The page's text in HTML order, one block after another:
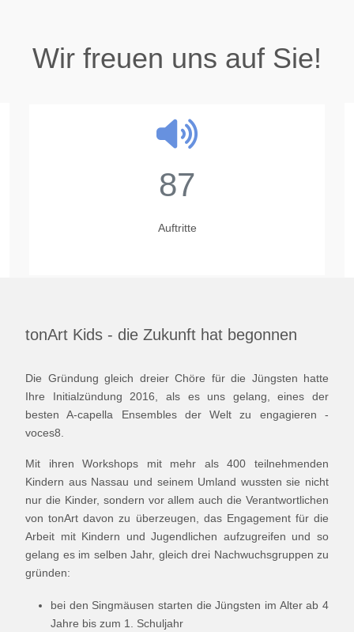
Wir freuen uns auf Sie!
87
Auftritte
tonArt Kids - die Zukunft hat begonnen
Die Gründung gleich dreier Chöre für die Jüngsten hatte
Ihre Initialzündung 2016, als es uns gelang, eines der
besten A-capella Ensembles der Welt zu engagieren -
voces8.
Mit ihren Workshops mit mehr als 400 teilnehmenden
Kindern aus Nassau und seinem Umland wussten sie nicht
nur die Kinder, sondern vor allem auch die Verantwortlichen
von tonArt davon zu überzeugen, das Engagement für die
Arbeit mit Kindern und Jugendlichen aufzugreifen und so
gelang es im selben Jahr, gleich drei Nachwuchsgruppen zu
gründen:
bei den Singmäusen starten die Jüngsten im Alter ab 4
Jahre bis zum 1. Schuljahr